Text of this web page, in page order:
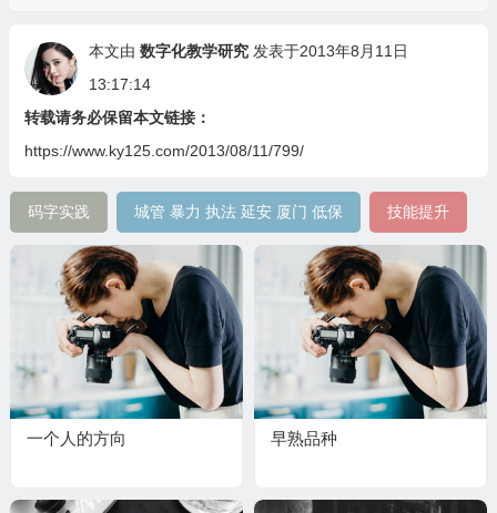
本文由 数字化教学研究 发表于2013年8月11日
13:17:14
转载请务必保留本文链接：
https://www.ky125.com/2013/08/11/799/
码字实践 城管 暴力 执法 延安 厦门 低保 技能提升
一个人的方向 早熟品种